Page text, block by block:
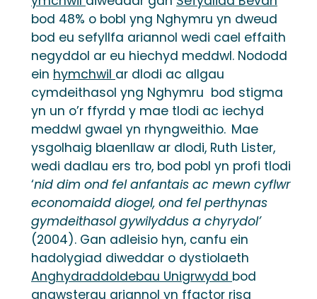
bod 48% o bobl yng Nghymru yn dweud
bod eu sefyllfa ariannol wedi cael effaith
negyddol ar eu hiechyd meddwl. Nododd
ein hymchwil ar dlodi ac allgau
cymdeithasol yng Nghymru bod stigma
yn un o’r ffyrdd y mae tlodi ac iechyd
meddwl gwael yn rhyngweithio. Mae
ysgolhaig blaenllaw ar dlodi, Ruth Lister,
wedi dadlau ers tro, bod pobl yn profi tlodi
‘nid dim ond fel anfantais ac mewn cyflwr
economaidd diogel, ond fel perthynas
gymdeithasol gywilyddus a chyrydol’
(2004). Gan adleisio hyn, canfu ein
hadolygiad diweddar o dystiolaeth
Anghydraddoldebau Unigrwydd bod
anawsterau ariannol yn ffactor risg